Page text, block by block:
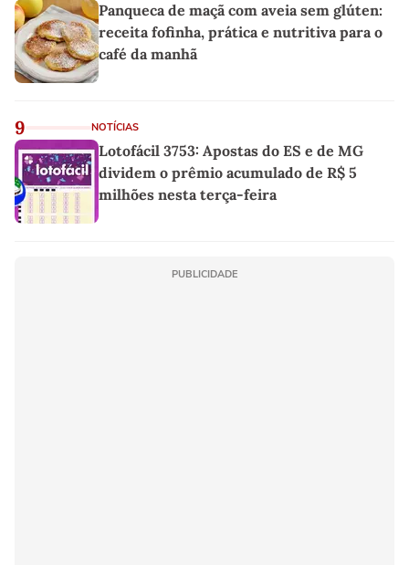
Panqueca de maçã com aveia sem glúten:
receita fofinha, prática e nutritiva para o
café da manhã
9 NOTÍCIAS
Lotofácil 3753: Apostas do ES e de MG
dividem o prêmio acumulado de R$ 5
milhões nesta terça-feira
PUBLICIDADE